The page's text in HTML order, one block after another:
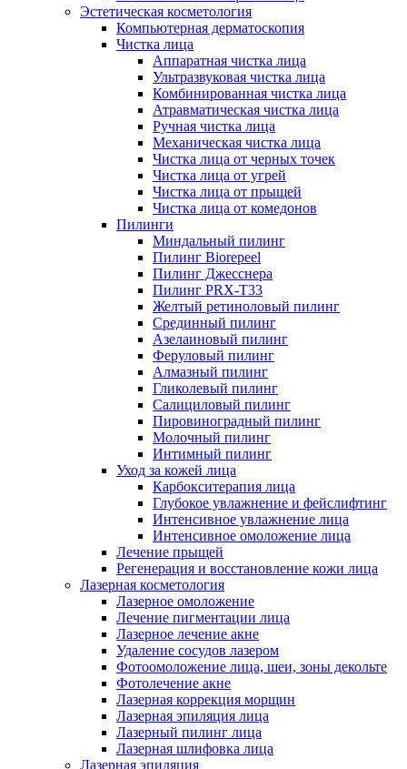
Эстетическая косметология
Компьютерная дерматоскопия
Чистка лица
Аппаратная чистка лица
Ультразвуковая чистка лица
Комбинированная чистка лица
Атравматическая чистка лица
Ручная чистка лица
Механическая чистка лица
Чистка лица от черных точек
Чистка лица от угрей
Чистка лица от прыщей
Чистка лица от комедонов
Пилинги
Миндальный пилинг
Пилинг Biorepeel
Пилинг Джесснера
Пилинг PRX-T33
Желтый ретиноловый пилинг
Срединный пилинг
Азелаиновый пилинг
Феруловый пилинг
Алмазный пилинг
Гликолевый пилинг
Салициловый пилинг
Пировиноградный пилинг
Молочный пилинг
Интимный пилинг
Уход за кожей лица
Карбокситерапия лица
Глубокое увлажнение и фейслифтинг
Интенсивное увлажнение лица
Интенсивное омоложение лица
Лечение прыщей
Регенерация и восстановление кожи лица
Лазерная косметология
Лазерное омоложение
Лечение пигментации лица
Лазерное лечение акне
Удаление сосудов лазером
Фотоомоложение лица, шеи, зоны декольте
Фотолечение акне
Лазерная коррекция морщин
Лазерная эпиляция лица
Лазерный пилинг лица
Лазерная шлифовка лица
Лазерная эпиляция